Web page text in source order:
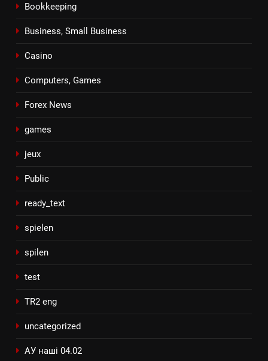
Bookkeeping
Business, Small Business
Casino
Computers, Games
Forex News
games
jeux
Public
ready_text
spielen
spilen
test
TR2 eng
uncategorized
АУ наші 04.02